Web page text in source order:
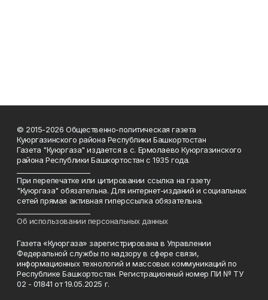
© 2015-2026 Общественно-политическая газета
Куюргазинского района Республики Башкортостан
Газета "Куюргаза" издается в с. Ермолаево Куюргазинского
района Республики Башкортостан с 1935 года.
При перепечатке или цитировании ссылка на газету
"Куюргаза" обязательна. Для интернет-изданий и социальных
сетей прямая активная гиперссылка обязательна.
Об использовании персональных данных
Газета «Куюргаза» зарегистрирована в Управлении
Федеральной службы по надзору в сфере связи,
информационных технологий и массовых коммуникаций по
Республике Башкортостан. Регистрационный номер ПИ № ТУ
02 - 01841 от 19.05.2025 г.